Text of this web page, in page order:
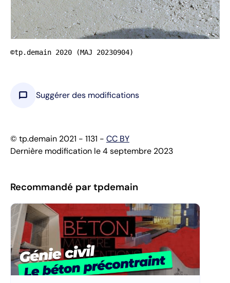
©tp.demain 2020 (MAJ 20230904)
chat_bubble Suggérer des modifications
© tp.demain 2021 - 1131 - CC BY
Dernière modification le 4 septembre 2023
Recommandé par tpdemain